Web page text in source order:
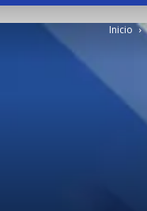
Inicio